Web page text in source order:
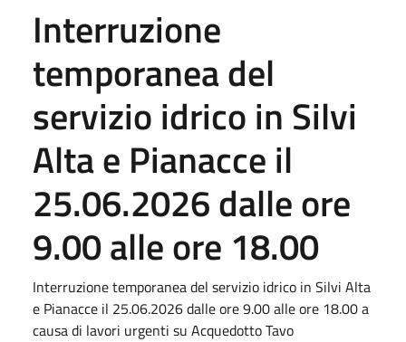
Interruzione
temporanea del
servizio idrico in Silvi
Alta e Pianacce il
25.06.2026 dalle ore
9.00 alle ore 18.00
Interruzione temporanea del servizio idrico in Silvi Alta
e Pianacce il 25.06.2026 dalle ore 9.00 alle ore 18.00 a
causa di lavori urgenti su Acquedotto Tavo